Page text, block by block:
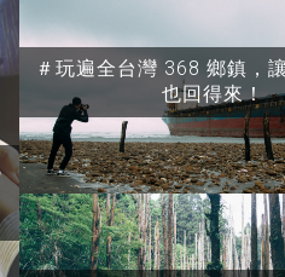
＃玩遍全台灣 368 鄉鎮，
也回得來！